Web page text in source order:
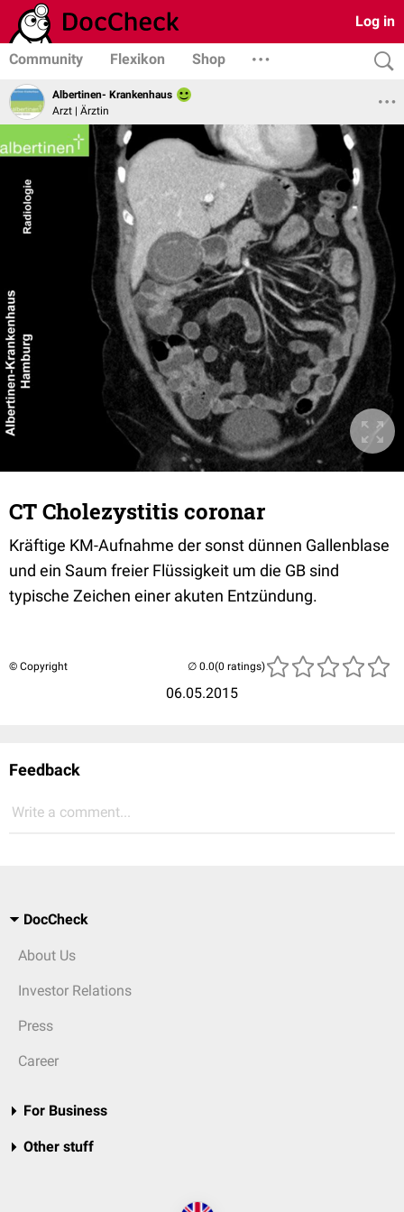
Log in
Community Flexikon Shop
Albertinen- Krankenhaus
Arzt | Ärztin
CT Cholezystitis coronar
Kräftige KM-Aufnahme der sonst dünnen Gallenblase
und ein Saum freier Flüssigkeit um die GB sind
typische Zeichen einer akuten Entzündung.
© Copyright
06.05.2015
(0 ratings)
Feedback
Write a comment...
DocCheck
About Us
Investor Relations
Press
Career
For Business
Other stuff